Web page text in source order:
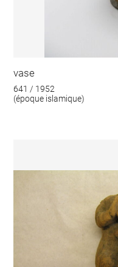
vase
641 / 1952
(époque islamique)